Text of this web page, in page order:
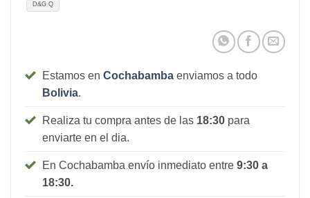
D&G Q
Estamos en Cochabamba enviamos a todo
Bolivia.
Realiza tu compra antes de las 18:30para
enviarte en el dia.
En Cochabamba envío inmediato entre 9:30 a
18:30.